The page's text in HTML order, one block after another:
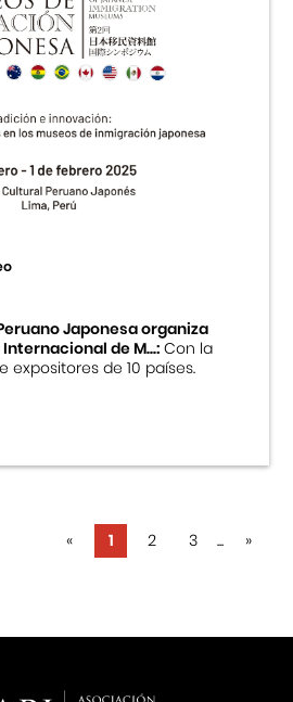
Japonesa organiza
Internacional de M...:Con la
expositores de 10 países.
« 1 2 3 ... »